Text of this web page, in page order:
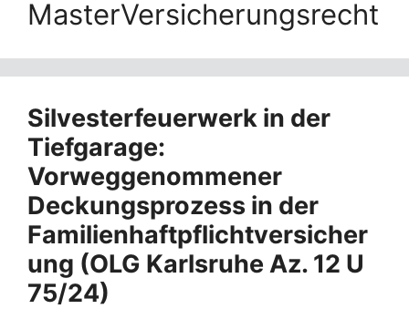
MasterVersicherungsrecht
Silvesterfeuerwerk in der
Tiefgarage:
Vorweggenommener
Deckungsprozess in der
Familienhaftpflichtversicher
ung (OLG Karlsruhe Az. 12 U
75/24)